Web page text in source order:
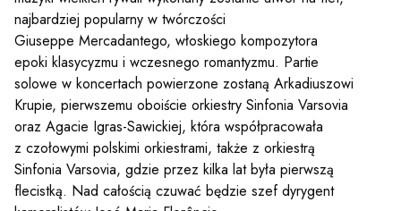
najbardziej popularny w twórczości
Giuseppe Mercadantego, włoskiego kompozytora
epoki klasycyzmu i wczesnego romantyzmu. Partie
solowe w koncertach powierzone zostaną Arkadiuszowi
Krupie, pierwszemu oboiście orkiestry Sinfonia Varsovia
oraz Agacie Igras-Sawickiej, która współpracowała
z czołowymi polskimi orkiestrami, także z orkiestrą
Sinfonia Varsovia, gdzie przez kilka lat była pierwszą
flecistką. Nad całością czuwać będzie szef dyrygent